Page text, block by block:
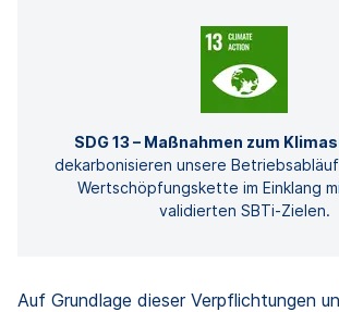
SDG 13 – Maßnahmen zum
dekarbonisieren unsere
Wertschöpfungskette im Einklang
validierten SBTi-Zielen.
Auf Grundlage dieser Verpflichtungen